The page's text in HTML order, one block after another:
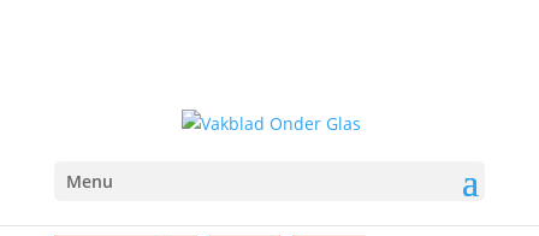
Menu